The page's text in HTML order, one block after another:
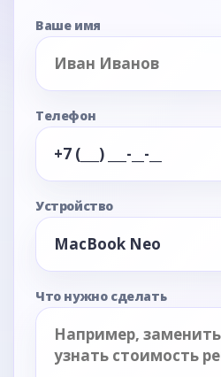
Ваше имя
Телефон
Устройство
Что нужно сделать